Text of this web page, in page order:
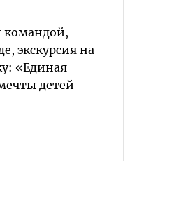
командой,
экскурсия на
«Единая
детей